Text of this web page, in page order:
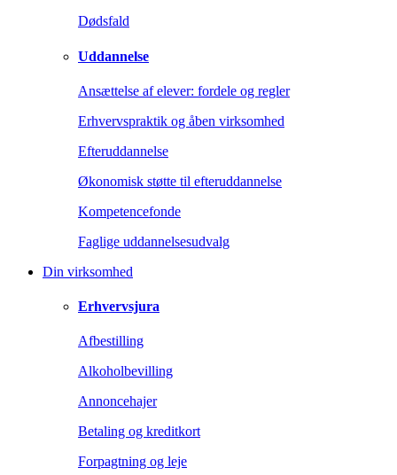
Dødsfald
Uddannelse
Ansættelse af elever: fordele og regler
Erhvervspraktik og åben virksomhed
Efteruddannelse
Økonomisk støtte til efteruddannelse
Kompetencefonde
Faglige uddannelsesudvalg
Din virksomhed
Erhvervsjura
Afbestilling
Alkoholbevilling
Annoncehajer
Betaling og kreditkort
Forpagtning og leje